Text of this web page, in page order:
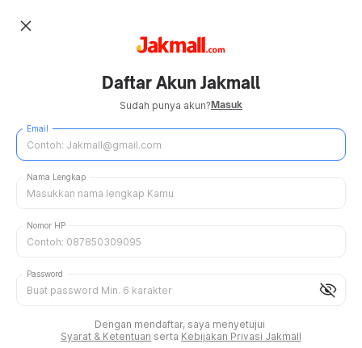
close
Daftar Akun Jakmall
Sudah punya akun?Masuk
Email
Nama Lengkap
Nomor HP
visibility_off
Password
Dengan mendaftar, saya menyetujui
Syarat & Ketentuan serta Kebijakan Privasi Jakmall